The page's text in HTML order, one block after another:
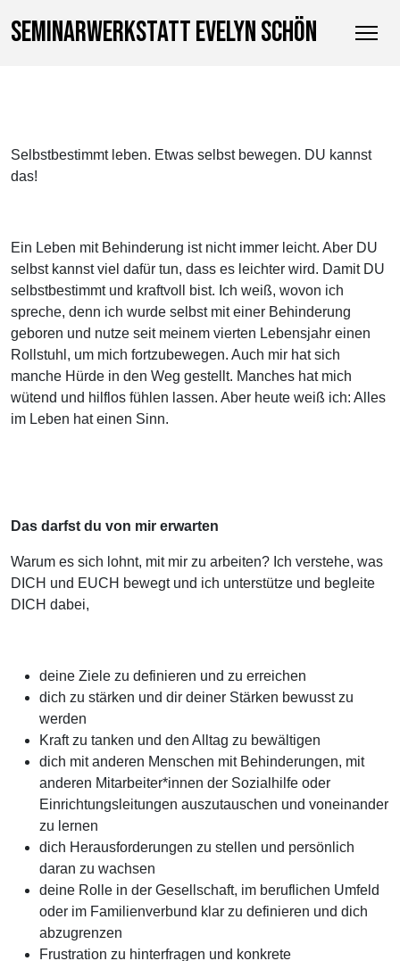
SEMINARWERKSTATT EVELYN SCHÖN
Selbstbestimmt leben. Etwas selbst bewegen. DU kannst
das!
Ein Leben mit Behinderung ist nicht immer leicht. Aber DU
selbst kannst viel dafür tun, dass es leichter wird. Damit DU
selbstbestimmt und kraftvoll bist. Ich weiß, wovon ich
spreche, denn ich wurde selbst mit einer Behinderung
geboren und nutze seit meinem vierten Lebensjahr einen
Rollstuhl, um mich fortzubewegen. Auch mir hat sich
manche Hürde in den Weg gestellt. Manches hat mich
wütend und hilflos fühlen lassen. Aber heute weiß ich: Alles
im Leben hat einen Sinn.
Das darfst du von mir erwarten
Warum es sich lohnt, mit mir zu arbeiten? Ich verstehe, was
DICH und EUCH bewegt und ich unterstütze und begleite
DICH dabei,
deine Ziele zu definieren und zu erreichen
dich zu stärken und dir deiner Stärken bewusst zu
werden
Kraft zu tanken und den Alltag zu bewältigen
dich mit anderen Menschen mit Behinderungen, mit
anderen Mitarbeiter*innen der Sozialhilfe oder
Einrichtungsleitungen auszutauschen und voneinander
zu lernen
dich Herausforderungen zu stellen und persönlich
daran zu wachsen
deine Rolle in der Gesellschaft, im beruflichen Umfeld
oder im Familienverbund klar zu definieren und dich
abzugrenzen
Frustration zu hinterfragen und konkrete